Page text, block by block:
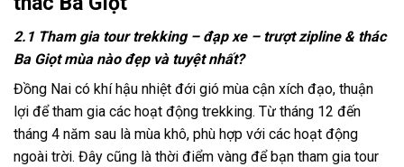
2.1 Tham gia tour trekking –đạp xe– trượt zipline& thác
Ba Giọtmùa nào đẹp và tuyệt nhất?
Đồng Nai có khí hậu nhiệt đới gió mùa cận xích đạo, thuận
lợi để tham gia các hoạt động trekking. Từ tháng 12 đến
tháng 4 năm sau là mùa khô, phù hợp với các hoạt động
ngoài trời. Đây cũng là thời điểm vàng để bạn tham gia tour